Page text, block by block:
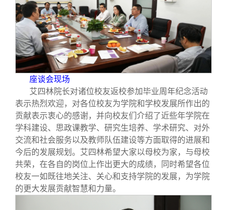
西南联大校友会
义工计划
新媒体平台
青春风采
校友文苑
校友讲坛
校友视界
信息化服务
三创大赛
实用信息
总会简介
会长致辞
总会章程
理事会名单
制度法规
联系我们
关闭
座谈会现场
艾四林院长对诸位校友返校参加毕业周年纪念活动
表示热烈欢迎，对各位校友为学院和学校发展所作出的
贡献表示衷心的感谢，并向校友们介绍了近些年学院在
学科建设、思政课教学、研究生培养、学术研究、对外
交流和社会服务以及教师队伍建设等方面取得的进展和
今后的发展规划。艾四林希望大家以母校为家，与母校
共荣，在各自的岗位上作出更大的成绩，同时希望各位
校友一如既往地关注、关心和支持学院的发展，为学院
的更大发展贡献智慧和力量。